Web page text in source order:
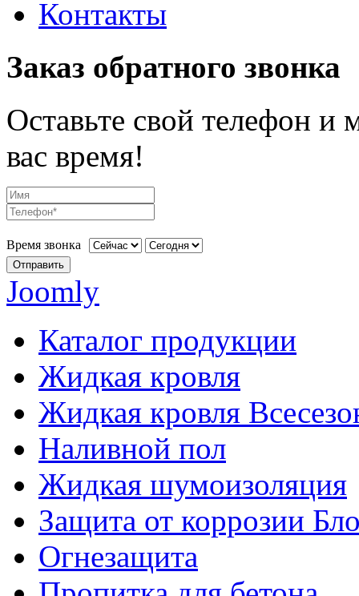
Контакты
Заказ обратного звонка
Оставьте свой телефон и
вас время!
Время звонка
Отправить
Joomly
Каталог продукции
Жидкая кровля
Жидкая кровля
Наливной пол
Жидкая шумоизоляция
Защита от коррозии
Огнезащита